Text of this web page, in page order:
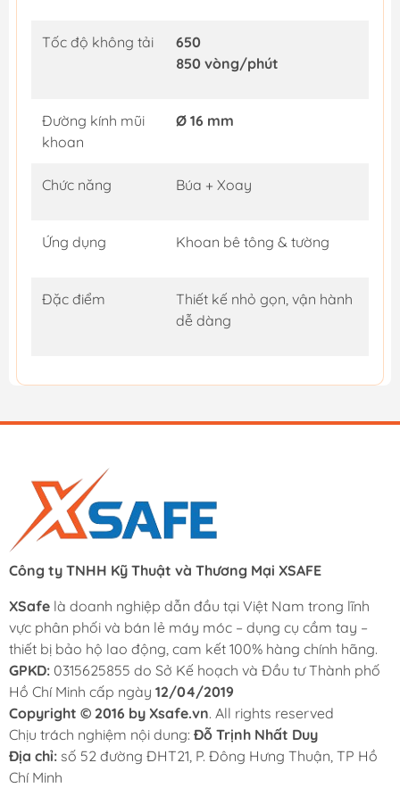
Tốc độ không tải
650
850 vòng/phút
Đường kính mũi
khoan
Ø 16 mm
Chức năng Búa + Xoay
Ứng dụng Khoan bê tông & tường
Đặc điểm
Thiết kế nhỏ gọn, vận hành
dễ dàng
Công ty TNHH Kỹ Thuật và Thương Mại XSAFE
XSafe là doanh nghiệp dẫn đầu tại Việt Nam trong lĩnh
vực phân phối và bán lẻ máy móc – dụng cụ cầm tay –
thiết bị bảo hộ lao động, cam kết 100% hàng chính hãng.
GPKD: 0315625855 do Sở Kế hoạch và Đầu tư Thành phố
Hồ Chí Minh cấp ngày 12/04/2019
Copyright © 2016 by Xsafe.vn. All rights reserved
Chịu trách nghiệm nội dung: Đỗ Trịnh Nhất Duy
Địa chỉ: số 52 đường ĐHT21, P. Đông Hưng Thuận, TP Hồ
Chí Minh